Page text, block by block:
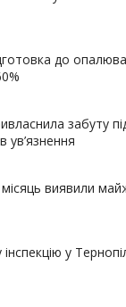
до
забуту
ув’язнення
виявили
у